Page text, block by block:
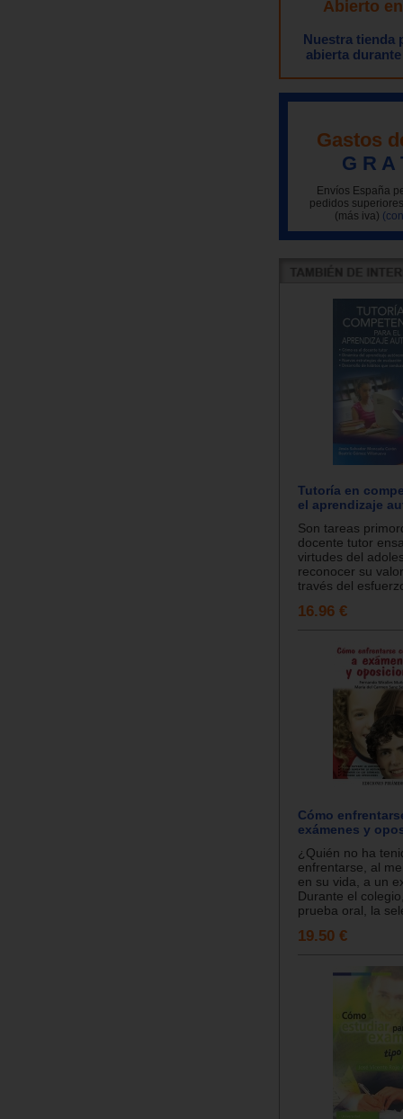
Abierto
Nuestra tienda
abierta
Gastos
G R A
Envíos España
pedidos
(más iva)
Tutoría en
el aprendizaje
Son tareas
docente tutor
virtudes del
reconocer su
través del
16.96 €
Cómo
exámenes y
¿Quién no ha
enfrentarse, al
en su vida, a un
Durante el
prueba oral, la
19.50 €